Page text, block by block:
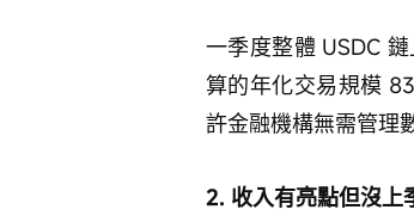
一季度整體 USDC
算的年化交易規模
許金融機構無需管理
2. 收入有亮點但沒上